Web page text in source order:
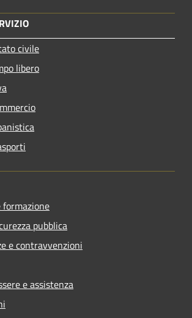
civile
libero
formazione
pubblica
e contravvenzioni
e assistenza